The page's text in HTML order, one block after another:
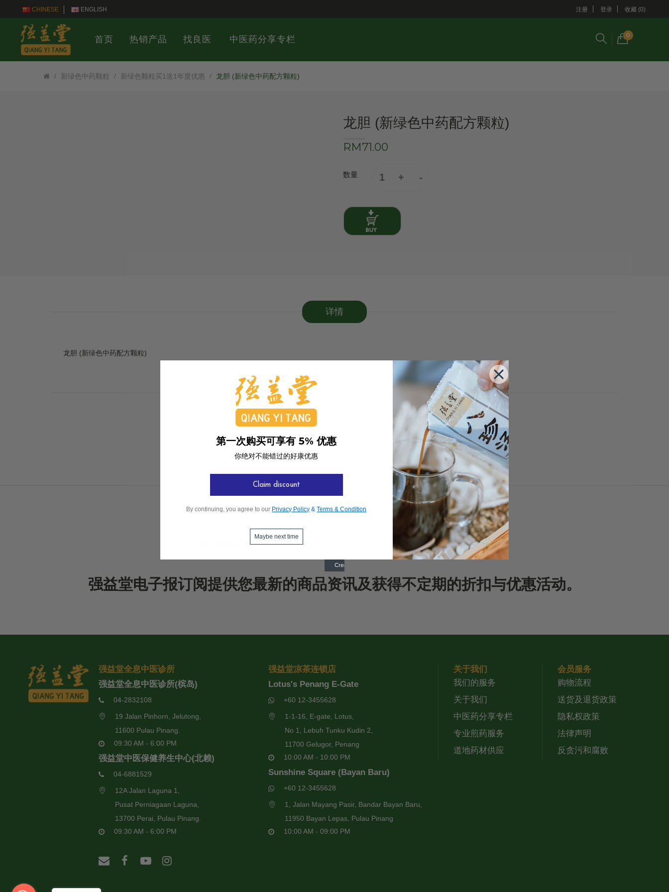
CHINESE ENGLISH 注册 登录 收藏 (0)
0
首页 热销产品 找良医 中医药分享专栏
新绿色中药颗粒 新绿色颗粒买1送1年度优惠 龙胆 (新绿色中药配方颗粒)
龙胆 (新绿色中药配方颗粒)
RM71.00
数量
详情
龙胆 (新绿色中药配方颗粒)
强益堂电子报订阅提供您最新的商品资讯及获得不定期的折扣与优惠活动。
强益堂全息中医诊所
强益堂全息中医诊所(槟岛)
04-2832108
19 Jalan Pinhorn, Jelutong,
11600 Pulau Pinang.
09:30 AM - 6:00 PM
强益堂中医保健养生中心(北赖)
04-6881529
12A Jalan Laguna 1,
Pusat Perniagaan Laguna,
13700 Perai, Pulau Pinang.
09:30 AM - 6:00 PM
强益堂凉茶连锁店
Lotus's Penang E-Gate
+60 12-3455628
1-1-16, E-gate, Lotus,
No 1, Lebuh Tunku Kudin 2,
11700 Gelugor, Penang
10:00 AM - 10:00 PM
Sunshine Square (Bayan Baru)
+60 12-3455628
1, Jalan Mayang Pasir, Bandar Bayan Baru,
11950 Bayan Lepas, Pulau Pinang
10:00 AM - 09:00 PM
关于我们
我们的服务
关于我们
中医药分享专栏
专业煎药服务
道地药材供应
会员服务
购物流程
送货及退货政策
隐私权政策
法律声明
反贪污和腐败
第一次购买可享有 5% 优惠
你绝对不能错过的好康优惠
Claim discount
By continuing, you agree to our Privacy Policy &Terms & Condition
Maybe next time